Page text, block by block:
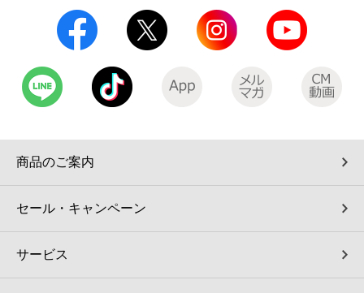
自転車シェアリング（店舗限定）
モバイルバッテリーシェアリング（店舗限定）
セブン-イレブンの歴史
商品のご案内
セール・キャンペーン
サービス